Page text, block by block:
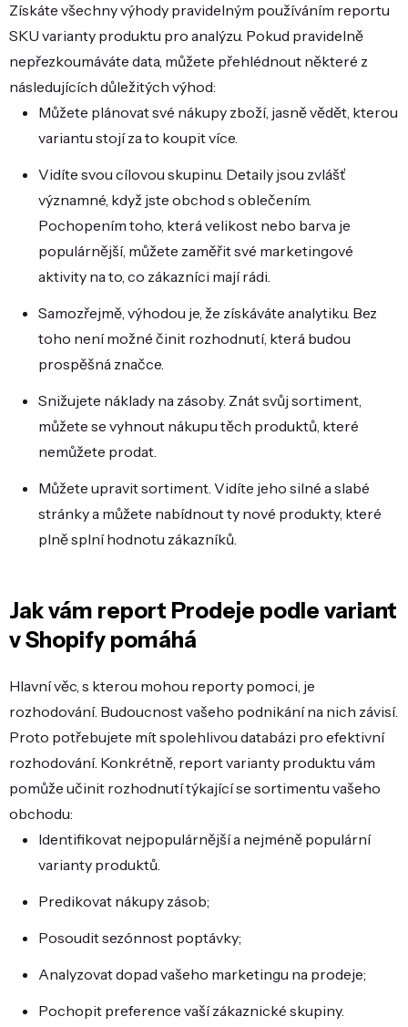
Získáte všechny výhody pravidelným používáním reportu
SKU varianty produktu pro analýzu. Pokud pravidelně
nepřezkoumáváte data, můžete přehlédnout některé z
následujících důležitých výhod:
Můžete plánovat své nákupy zboží, jasně vědět, kterou
variantu stojí za to koupit více.
Vidíte svou cílovou skupinu. Detaily jsou zvlášť
významné, když jste obchod s oblečením.
Pochopením toho, která velikost nebo barva je
populárnější, můžete zaměřit své marketingové
aktivity na to, co zákazníci mají rádi.
Samozřejmě, výhodou je, že získáváte analytiku. Bez
toho není možné činit rozhodnutí, která budou
prospěšná značce.
Snižujete náklady na zásoby. Znát svůj sortiment,
můžete se vyhnout nákupu těch produktů, které
nemůžete prodat.
Můžete upravit sortiment. Vidíte jeho silné a slabé
stránky a můžete nabídnout ty nové produkty, které
plně splní hodnotu zákazníků.
Jak vám report Prodeje podle variant
v Shopify pomáhá
Hlavní věc, s kterou mohou reporty pomoci, je
rozhodování. Budoucnost vašeho podnikání na nich závisí.
Proto potřebujete mít spolehlivou databázi pro efektivní
rozhodování. Konkrétně, report varianty produktu vám
pomůže učinit rozhodnutí týkající se sortimentu vašeho
obchodu:
Identifikovat nejpopulárnější a nejméně populární
varianty produktů.
Predikovat nákupy zásob;
Posoudit sezónnost poptávky;
Analyzovat dopad vašeho marketingu na prodeje;
Pochopit preference vaší zákaznické skupiny.